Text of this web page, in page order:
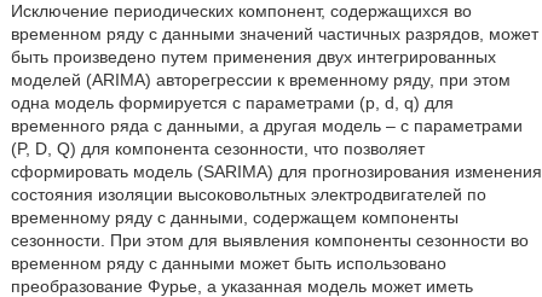
Исключение периодических компонент, содержащихся во
временном ряду с данными значений частичных разрядов, может
быть произведено путем применения двух интегрированных
моделей (ARIMA) авторегрессии к временному ряду, при этом
одна модель формируется с параметрами (p, d, q) для
временного ряда с данными, а другая модель – с параметрами
(P, D, Q) для компонента сезонности, что позволяет
сформировать модель (SARIMA) для прогнозирования изменения
состояния изоляции высоковольтных электродвигателей по
временному ряду с данными, содержащем компоненты
сезонности. При этом для выявления компоненты сезонности во
временном ряду с данными может быть использовано
преобразование Фурье, а указанная модель может иметь